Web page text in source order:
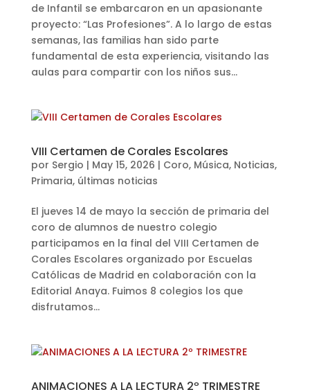
de Infantil se embarcaron en un apasionante
proyecto: “Las Profesiones”. A lo largo de estas
semanas, las familias han sido parte
fundamental de esta experiencia, visitando las
aulas para compartir con los niños sus...
VIII Certamen de Corales Escolares
por Sergio | May 15, 2026 | Coro, Música, Noticias,
Primaria, últimas noticias
El jueves 14 de mayo la sección de primaria del
coro de alumnos de nuestro colegio
participamos en la final del VIII Certamen de
Corales Escolares organizado por Escuelas
Católicas de Madrid en colaboración con la
Editorial Anaya. Fuimos 8 colegios los que
disfrutamos...
ANIMACIONES A LA LECTURA 2º TRIMESTRE